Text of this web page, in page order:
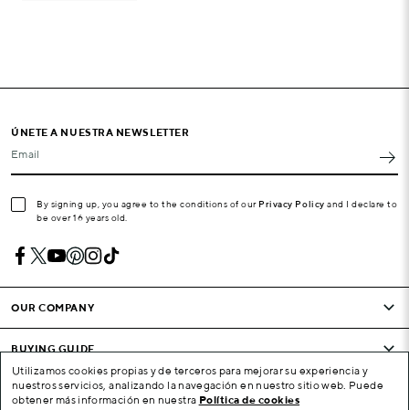
ÚNETE A NUESTRA NEWSLETTER
Email
By signing up, you agree to the conditions of our Privacy Policy and I declare to
be over 16 years old.
OUR COMPANY
BUYING GUIDE
CONDITIONS AND COMPANY
Utilizamos cookies propias y de terceros para mejorar su experiencia y
nuestros servicios, analizando la navegación en nuestro sitio web. Puede
obtener más información en nuestra Política de cookies